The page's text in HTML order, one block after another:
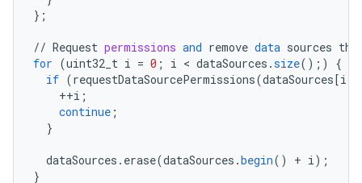
} ;
// Request permissions and remove data sources
for (uint32_t i = 0 ; i < dataSources .size();)
{
if (requestDataSourcePermissions(dataSources[i
++i ;
continue ;
}
dataSources . erase(dataSources .begin() + i);
}